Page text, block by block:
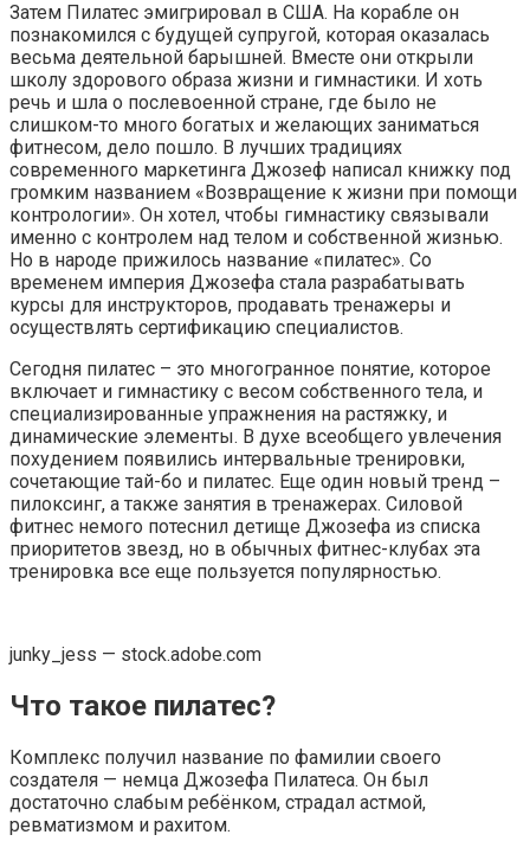
Затем Пилатес эмигрировал в США. На корабле он
познакомился с будущей супругой, которая оказалась
весьма деятельной барышней. Вместе они открыли
школу здорового образа жизни и гимнастики. И хоть
речь и шла о послевоенной стране, где было не
слишком-то много богатых и желающих заниматься
фитнесом, дело пошло. В лучших традициях
современного маркетинга Джозеф написал книжку под
громким названием «Возвращение к жизни при помощи
контрологии». Он хотел, чтобы гимнастику связывали
именно с контролем над телом и собственной жизнью.
Но в народе прижилось название «пилатес». Со
временем империя Джозефа стала разрабатывать
курсы для инструкторов, продавать тренажеры и
осуществлять сертификацию специалистов.
Сегодня пилатес – это многогранное понятие, которое
включает и гимнастику с весом собственного тела, и
специализированные упражнения на растяжку, и
динамические элементы. В духе всеобщего увлечения
похудением появились интервальные тренировки,
сочетающие тай-бо и пилатес. Еще один новый тренд –
пилоксинг, а также занятия в тренажерах. Силовой
фитнес немого потеснил детище Джозефа из списка
приоритетов звезд, но в обычных фитнес-клубах эта
тренировка все еще пользуется популярностью.
junky_jess — stock.adobe.com
Что такое пилатес?
Комплекс получил название по фамилии своего
создателя — немца Джозефа Пилатеса. Он был
достаточно слабым ребёнком, страдал астмой,
ревматизмом и рахитом.